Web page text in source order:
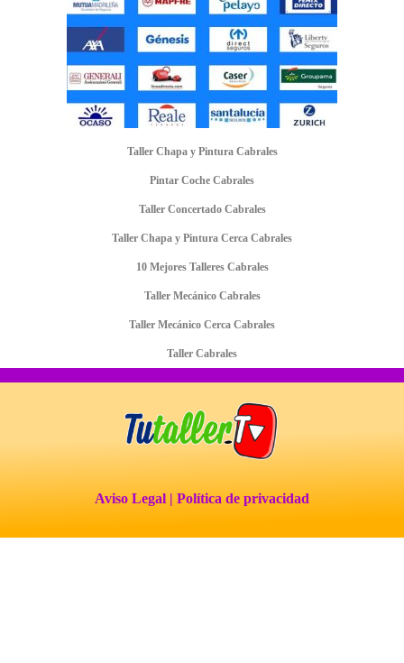
Taller Chapa y Pintura Cabrales
Pintar Coche Cabrales
Taller Concertado Cabrales
Taller Chapa y Pintura Cerca Cabrales
10 Mejores Talleres Cabrales
Taller Mecánico Cabrales
Taller Mecánico Cerca Cabrales
Taller Cabrales
Aviso Legal | Política de privacidad